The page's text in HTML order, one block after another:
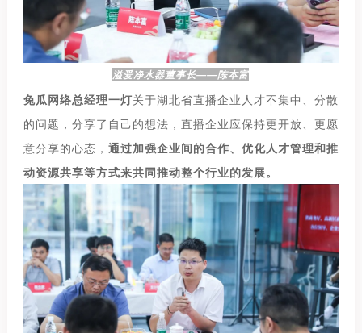
溢爱净水器董事长——陈本富
兔瓜网络总经理一灯关于湖北省直播企业人才不集中、分散
的问题，分享了自己的想法，直播企业应保持更开放、更愿
意分享的心态， 通过加强企业间的合作、优化人才管理和推
动资源共享等方式来共同推动整个行业的发展。